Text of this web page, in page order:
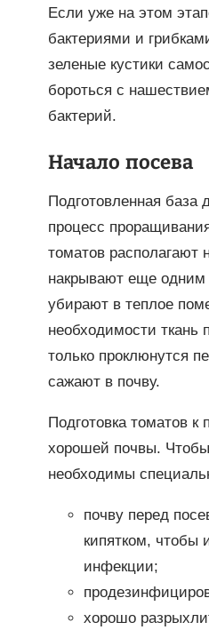
Если уже на этом
бактериями и
зеленые кустики
бороться с
бактерий.
Начало посева
Подготовленная база
процесс
томатов располагают
накрывают еще одним
убирают в теплое
необходимости ткань
только проклюнутся
сажают в почву.
Подготовка томатов к
хорошей почвы.
необходимы
почву перед
кипятком, чтобы
инфекции;
хорошо